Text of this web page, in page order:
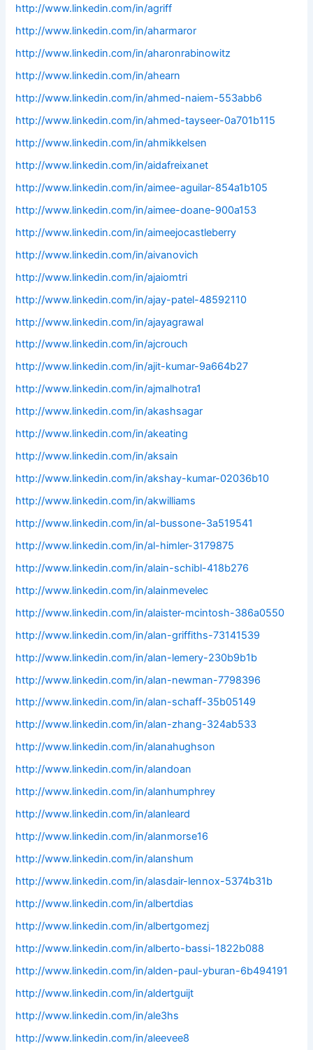
http://www.linkedin.com/in/agriff
http://www.linkedin.com/in/aharmaror
http://www.linkedin.com/in/aharonrabinowitz
http://www.linkedin.com/in/ahearn
http://www.linkedin.com/in/ahmed-naiem-553abb6
http://www.linkedin.com/in/ahmed-tayseer-0a701b115
http://www.linkedin.com/in/ahmikkelsen
http://www.linkedin.com/in/aidafreixanet
http://www.linkedin.com/in/aimee-aguilar-854a1b105
http://www.linkedin.com/in/aimee-doane-900a153
http://www.linkedin.com/in/aimeejocastleberry
http://www.linkedin.com/in/aivanovich
http://www.linkedin.com/in/ajaiomtri
http://www.linkedin.com/in/ajay-patel-48592110
http://www.linkedin.com/in/ajayagrawal
http://www.linkedin.com/in/ajcrouch
http://www.linkedin.com/in/ajit-kumar-9a664b27
http://www.linkedin.com/in/ajmalhotra1
http://www.linkedin.com/in/akashsagar
http://www.linkedin.com/in/akeating
http://www.linkedin.com/in/aksain
http://www.linkedin.com/in/akshay-kumar-02036b10
http://www.linkedin.com/in/akwilliams
http://www.linkedin.com/in/al-bussone-3a519541
http://www.linkedin.com/in/al-himler-3179875
http://www.linkedin.com/in/alain-schibl-418b276
http://www.linkedin.com/in/alainmevelec
http://www.linkedin.com/in/alaister-mcintosh-386a0550
http://www.linkedin.com/in/alan-griffiths-73141539
http://www.linkedin.com/in/alan-lemery-230b9b1b
http://www.linkedin.com/in/alan-newman-7798396
http://www.linkedin.com/in/alan-schaff-35b05149
http://www.linkedin.com/in/alan-zhang-324ab533
http://www.linkedin.com/in/alanahughson
http://www.linkedin.com/in/alandoan
http://www.linkedin.com/in/alanhumphrey
http://www.linkedin.com/in/alanleard
http://www.linkedin.com/in/alanmorse16
http://www.linkedin.com/in/alanshum
http://www.linkedin.com/in/alasdair-lennox-5374b31b
http://www.linkedin.com/in/albertdias
http://www.linkedin.com/in/albertgomezj
http://www.linkedin.com/in/alberto-bassi-1822b088
http://www.linkedin.com/in/alden-paul-yburan-6b494191
http://www.linkedin.com/in/aldertguijt
http://www.linkedin.com/in/ale3hs
http://www.linkedin.com/in/aleevee8